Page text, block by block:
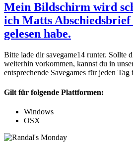
Mein Bildschirm wird
ich Matts Abschiedsbrief
gelesen habe.
Bitte lade dir savegame14 runter. Sollte
weiterhin vorkommen, kannst du in
entsprechende Savegames für jeden Tag
Gilt für folgende Plattformen:
Windows
OSX